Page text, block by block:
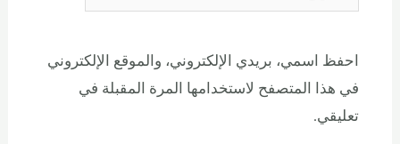
احفظ اسمي، بريدي الإلكتروني، والموقع الإلكتروني
في هذا المتصفح لاستخدامها المرة المقبلة في
تعليقي.